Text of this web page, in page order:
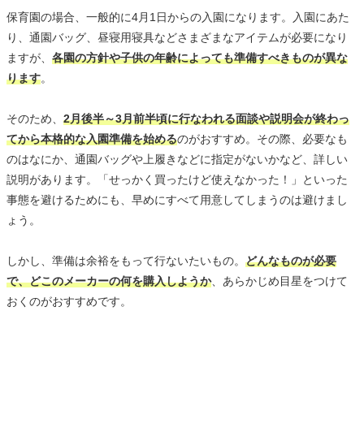
保育園の場合、一般的に4月1日からの入園になります。入園にあた
り、通園バッグ、昼寝用寝具などさまざまなアイテムが必要になり
ますが、 各園の方針や子供の年齢によっても準備すべきものが異な
ります。
そのため、 2月後半～3月前半頃に行なわれる面談や説明会が終わっ
てから本格的な入園準備を始めるのがおすすめ。その際、必要なも
のはなにか、通園バッグや上履きなどに指定がないかなど、詳しい
説明があります。「せっかく買ったけど使えなかった！」といった
事態を避けるためにも、早めにすべて用意してしまうのは避けまし
ょう。
しかし、準備は余裕をもって行ないたいもの。 どんなものが必要
で、どこのメーカーの何を購入しようか、あらかじめ目星をつけて
おくのがおすすめです。